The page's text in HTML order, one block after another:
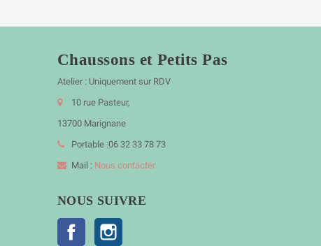
Chaussons et Petits Pas
Atelier : Uniquement sur RDV
10 rue Pasteur,
13700 Marignane
Portable :06 32 33 78 73
Mail : Nous contacter
NOUS SUIVRE
Facebook